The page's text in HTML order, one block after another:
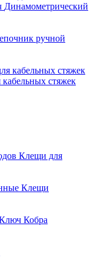
Динамометрический
ручной
стяжек
Клещи для
Клещи
Кобра